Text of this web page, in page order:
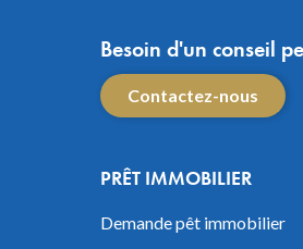
Besoin d'un conseil
Contactez-nous
PRÊT IMMOBILIER
Demande pêt immobilier